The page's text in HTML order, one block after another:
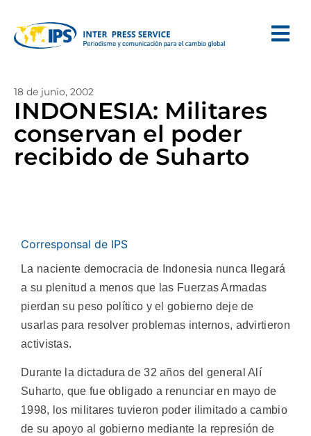
18 de junio, 2002
INDONESIA: Militares
conservan el poder
recibido de Suharto
Corresponsal de IPS
La naciente democracia de Indonesia nunca llegará
a su plenitud a menos que las Fuerzas Armadas
pierdan su peso político y el gobierno deje de
usarlas para resolver problemas internos, advirtieron
activistas.
Durante la dictadura de 32 años del general Alí
Suharto, que fue obligado a renunciar en mayo de
1998, los militares tuvieron poder ilimitado a cambio
de su apoyo al gobierno mediante la represión de